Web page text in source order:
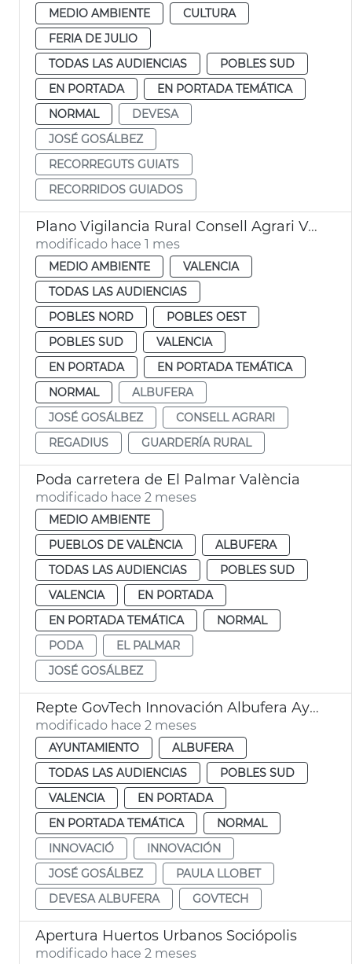
MEDIO AMBIENTE
CULTURA
FERIA DE JULIO
TODAS LAS AUDIENCIAS
POBLES SUD
EN PORTADA
EN PORTADA TEMÁTICA
NORMAL
DEVESA
JOSÉ GOSÁLBEZ
RECORREGUTS GUIATS
RECORRIDOS GUIADOS
Plano Vigilancia Rural Consell Agrari València
modificado hace 1 mes
MEDIO AMBIENTE
VALENCIA
TODAS LAS AUDIENCIAS
POBLES NORD
POBLES OEST
POBLES SUD
VALENCIA
EN PORTADA
EN PORTADA TEMÁTICA
NORMAL
ALBUFERA
JOSÉ GOSÁLBEZ
CONSELL AGRARI
REGADIUS
GUARDERÍA RURAL
Poda carretera de El Palmar València
modificado hace 2 meses
MEDIO AMBIENTE
PUEBLOS DE VALÈNCIA
ALBUFERA
TODAS LAS AUDIENCIAS
POBLES SUD
VALENCIA
EN PORTADA
EN PORTADA TEMÁTICA
NORMAL
PODA
EL PALMAR
JOSÉ GOSÁLBEZ
Repte GovTech Innovación Albufera Ayuntamiento de València
modificado hace 2 meses
AYUNTAMIENTO
ALBUFERA
TODAS LAS AUDIENCIAS
POBLES SUD
VALENCIA
EN PORTADA
EN PORTADA TEMÁTICA
NORMAL
INNOVACIÓ
INNOVACIÓN
JOSÉ GOSÁLBEZ
PAULA LLOBET
DEVESA ALBUFERA
GOVTECH
Apertura Huertos Urbanos Sociópolis
modificado hace 2 meses